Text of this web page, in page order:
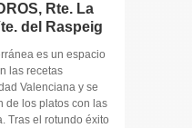
Rte. La
del Raspeig
es un espacio
las recetas
Valenciana y se
de los platos con las
Tras el rotundo éxito